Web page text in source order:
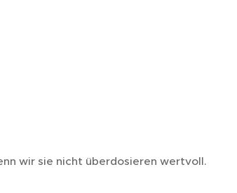
wir sie nicht überdosieren wertvoll.